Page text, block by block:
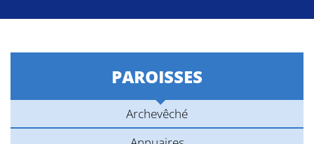
PAROISSES
Archevêché